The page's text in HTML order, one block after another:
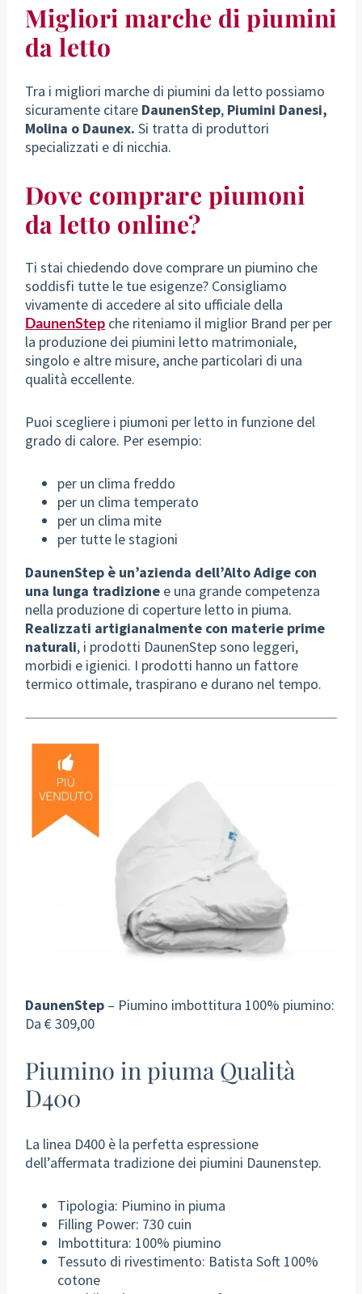
Migliori marche di piumini
da letto
Tra i migliori marche di piumini da letto possiamo
sicuramente citare DaunenStep, Piumini Danesi,
Molina o Daunex. Si tratta di produttori
specializzati e di nicchia.
Dove comprare piumoni
da letto online?
Ti stai chiedendo dove comprare un piumino che
soddisfi tutte le tue esigenze? Consigliamo
vivamente di accedere al sito ufficiale della
DaunenStepche riteniamo il miglior Brand per per
la produzione dei piumini letto matrimoniale,
singolo e altre misure, anche particolari di una
qualità eccellente.
Puoi scegliere i piumoni per letto in funzione del
grado di calore. Per esempio:
per un clima freddo
per un clima temperato
per un clima mite
per tutte le stagioni
DaunenStep è un’azienda dell’Alto Adige con
una lunga tradizionee una grande competenza
nella produzione di coperture letto in piuma.
Realizzati artigianalmente con materie prime
naturali, i prodotti DaunenStep sono leggeri,
morbidi e igienici. I prodotti hanno un fattore
termico ottimale, traspirano e durano nel tempo.
DaunenStep – Piumino imbottitura 100% piumino:
Da € 309,00
Piumino in piuma Qualità
D400
La linea D400 è la perfetta espressione
dell’affermata tradizione dei piumini Daunenstep.
Tipologia: Piumino in piuma
Filling Power: 730 cuin
Imbottitura: 100% piumino
Tessuto di rivestimento: Batista Soft 100%
cotone